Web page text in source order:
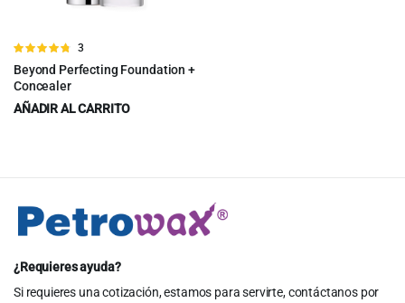
Valorado
en4.67de
5
3
Beyond Perfecting Foundation +
Concealer
AÑADIR AL CARRITO
was:
is:
¿Requieres ayuda?
Si requieres una cotización, estamos para servirte, contáctanos por